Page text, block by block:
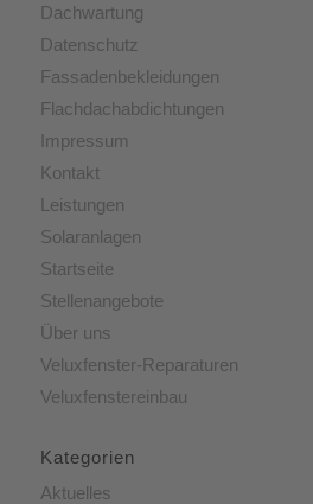
Dachwartung
Datenschutz
Fassadenbekleidungen
Flachdachabdichtungen
Impressum
Kontakt
Leistungen
Solaranlagen
Startseite
Stellenangebote
Über uns
Veluxfenster-Reparaturen
Veluxfenstereinbau
Kategorien
Aktuelles